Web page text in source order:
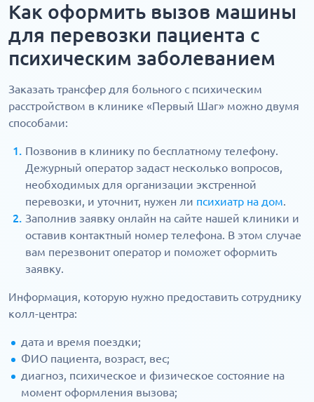
Как оформить вызов машины
для перевозки пациента с
психическим заболеванием
Заказать трансфер для больного с психическим
расстройством в клинике «Первый Шаг» можно двумя
способами:
Позвонив в клинику по бесплатному телефону.
Дежурный оператор задаст несколько вопросов,
необходимых для организации экстренной
перевозки, и уточнит, нужен ли психиатр на дом.
Заполнив заявку онлайн на сайте нашей клиники и
оставив контактный номер телефона. В этом случае
вам перезвонит оператор и поможет оформить
заявку.
Информация, которую нужно предоставить сотруднику
колл-центра:
дата и время поездки;
ФИО пациента, возраст, вес;
диагноз, психическое и физическое состояние на
момент оформления вызова;